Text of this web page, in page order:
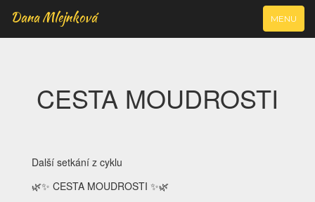
VYJÍŽDĚCÍ
NAVIGACE
MENU
Dana Mlejnková
CESTA MOUDROSTI
Další setkání z cyklu
🌿✨ CESTA MOUDROSTI ✨🌿